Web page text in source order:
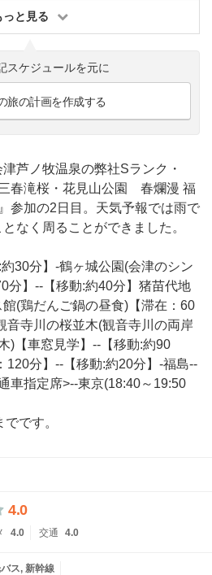
っと見る
スケジュールを元に
旅の計画を作成する
芦ノ牧温泉の弊社Sランク・
春滝桜・花見山公園 春爛漫 福
加の2日目。天気予報では雨で
なく周ることができました。
30分】-鶴ヶ城公園(会津のシン
分】--【移動:約40分】猪苗代地
(鶏だんご鍋の昼食)【滞在：60
音寺川の桜並木(観音寺川の両岸
)【車窓見学】--【移動:約90
120分】--【移動:約20分】-福島--
車指定席>--東京(18:40～19:50
です。
4.0
4.0 交通 4.0
ス 新幹線